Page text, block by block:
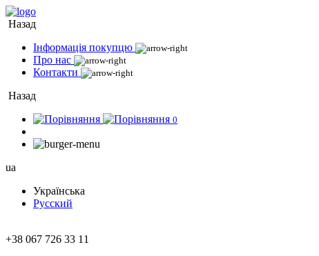
Назад
Інформація покупцю
Про нас
Контакти
Назад
0
ua
Українська
Русский
+38 067 726 33 11